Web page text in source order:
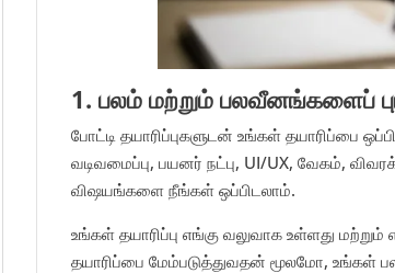
1. பலம் மற்றும் பலவீனங்களைப்
போட்டி தயாரிப்புகளுடன் உங்கள் தயாரிப்பை
வடிவமைப்பு, பயனர் நட்பு, UI/UX, வேகம்,
விஷயங்களை நீங்கள் ஒப்பிடலாம்.
உங்கள் தயாரிப்பு எங்கு வலுவாக உள்ளது
தயாரிப்பை மேம்படுத்துவதன் மூலமோ,